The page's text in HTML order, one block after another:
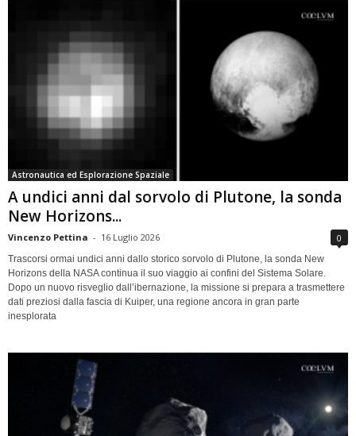
Astronautica ed Esplorazione Spaziale
A undici anni dal sorvolo di Plutone, la sonda
New Horizons...
Vincenzo Pettina - 16 Luglio 2026 0
Trascorsi ormai undici anni dallo storico sorvolo di Plutone, la sonda New
Horizons della NASA continua il suo viaggio ai confini del Sistema Solare.
Dopo un nuovo risveglio dall’ibernazione, la missione si prepara a trasmettere
dati preziosi dalla fascia di Kuiper, una regione ancora in gran parte
inesplorata